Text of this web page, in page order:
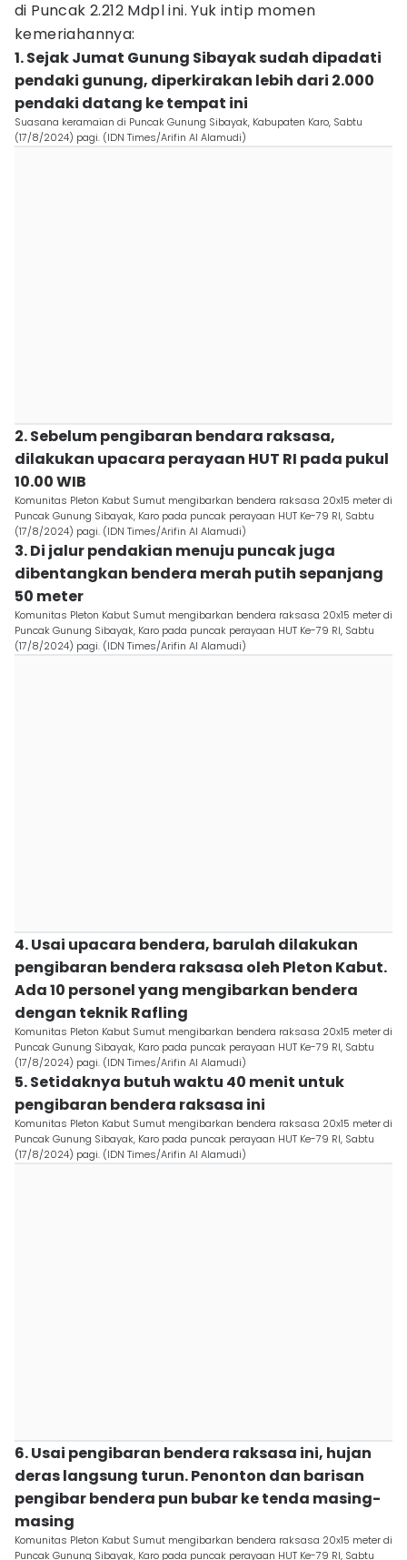
di Puncak 2.212 Mdpl ini. Yuk intip momen
kemeriahannya:
1. Sejak Jumat Gunung Sibayak sudah dipadati
pendaki gunung, diperkirakan lebih dari 2.000
pendaki datang ke tempat ini
Suasana keramaian di Puncak Gunung Sibayak, Kabupaten Karo, Sabtu
(17/8/2024) pagi. (IDN Times/Arifin Al Alamudi)
2. Sebelum pengibaran bendara raksasa,
dilakukan upacara perayaan HUT RI pada pukul
10.00 WIB
Komunitas Pleton Kabut Sumut mengibarkan bendera raksasa 20x15 meter di
Puncak Gunung Sibayak, Karo pada puncak perayaan HUT Ke-79 RI, Sabtu
(17/8/2024) pagi. (IDN Times/Arifin Al Alamudi)
3. Di jalur pendakian menuju puncak juga
dibentangkan bendera merah putih sepanjang
50 meter
Komunitas Pleton Kabut Sumut mengibarkan bendera raksasa 20x15 meter di
Puncak Gunung Sibayak, Karo pada puncak perayaan HUT Ke-79 RI, Sabtu
(17/8/2024) pagi. (IDN Times/Arifin Al Alamudi)
4. Usai upacara bendera, barulah dilakukan
pengibaran bendera raksasa oleh Pleton Kabut.
Ada 10 personel yang mengibarkan bendera
dengan teknik Rafling
Komunitas Pleton Kabut Sumut mengibarkan bendera raksasa 20x15 meter di
Puncak Gunung Sibayak, Karo pada puncak perayaan HUT Ke-79 RI, Sabtu
(17/8/2024) pagi. (IDN Times/Arifin Al Alamudi)
5. Setidaknya butuh waktu 40 menit untuk
pengibaran bendera raksasa ini
Komunitas Pleton Kabut Sumut mengibarkan bendera raksasa 20x15 meter di
Puncak Gunung Sibayak, Karo pada puncak perayaan HUT Ke-79 RI, Sabtu
(17/8/2024) pagi. (IDN Times/Arifin Al Alamudi)
6. Usai pengibaran bendera raksasa ini, hujan
deras langsung turun. Penonton dan barisan
pengibar bendera pun bubar ke tenda masing-
masing
Komunitas Pleton Kabut Sumut mengibarkan bendera raksasa 20x15 meter di
Puncak Gunung Sibayak, Karo pada puncak perayaan HUT Ke-79 RI, Sabtu